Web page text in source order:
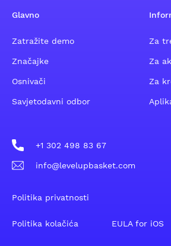
Glavno
Zatražite demo
Značajke
Osnivači
Savjetodavni odbor
Za
Za
Za
+1 302 498 83 67
info@levelupbasket.com
Politika privatnosti
Politika kolačića EULA for iOS